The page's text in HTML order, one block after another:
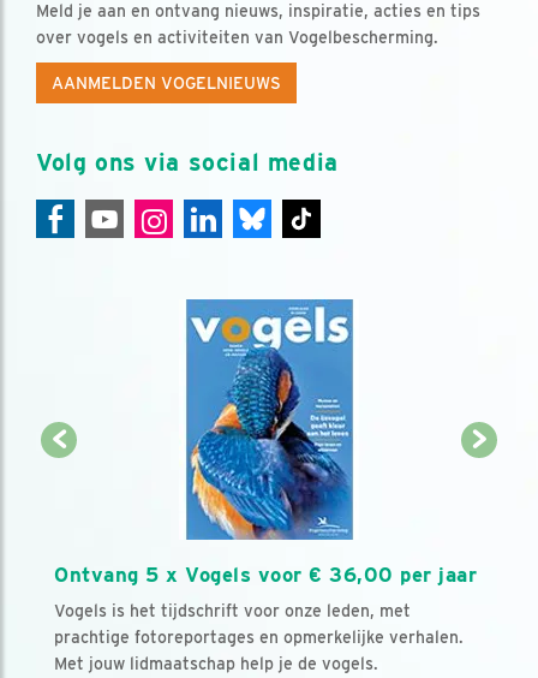
Meld je aan en ontvang nieuws, inspiratie, acties en tips
over vogels en activiteiten van Vogelbescherming.
AANMELDEN VOGELNIEUWS
Volg ons via social media
Ontvang 5 x Vogels voor € 36,00 per jaar
Vogels is het tijdschrift voor onze leden, met
prachtige fotoreportages en opmerkelijke verhalen.
Met jouw lidmaatschap help je de vogels.